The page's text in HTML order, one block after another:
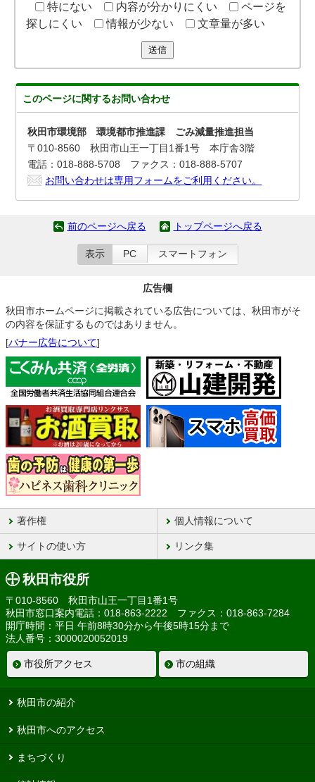
特にない
内容が分かりにくい
ページを
探しにくい
情報が少ない 文章量が多い
送信
このページに関するお問い合わせ
秋田市環境部 環境都市推進課 ごみ減量推進担当
〒010-8560 秋田市山王一丁目1番1号 本庁舎3階
電話：018-888-5708 ファクス：018-888-5707
お問い合わせは専用フォームをご利用ください。
前のページへ戻る トップページへ戻る
表示 PC スマートフォン
広告欄
秋田市ホームページに掲載されている広告については、秋田市がそ
の内容を保証するものではありません。
[バナー広告について]
著作権 個人情報について
サイトの使い方 リンク集
秋田市役所
〒010-8560 秋田市山王一丁目1番1号
秋田市窓口案内電話：018-863-2222 ファクス：018-863-7284
開庁時間：平日 午前8時30分から午後5時15分まで
法人番号：3000020052019
市役所アクセス 市の組織
秋田市の紹介
秋田市へのアクセス
まちづくり